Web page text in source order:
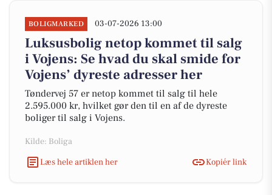
BOLIGMARKED 03-07-2026 13:00
Luksusbolig netop kommet til salg
i Vojens: Se hvad du skal smide for
Vojens’ dyreste adresser her
Tøndervej 57 er netop kommet til salg til hele
2.595.000 kr, hvilket gør den til en af de dyreste
boliger til salg i Vojens.
Kilde: Boliga
Læs hele artiklen her
Kopiér link